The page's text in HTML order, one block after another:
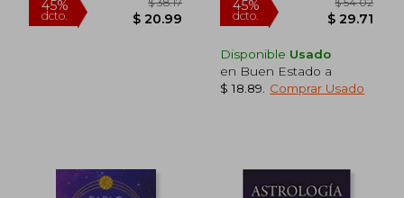
Disponible Usado
en Buen Estado a
$ 18.89
Comprar Usado